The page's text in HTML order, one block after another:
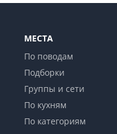
МЕСТА
По поводам
Подборки
Группы и сети
По кухням
По категориям